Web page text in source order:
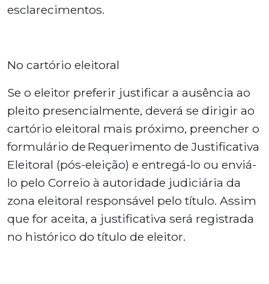
esclarecimentos.
No cartório eleitoral
Se o eleitor preferir justificar a ausência ao
pleito presencialmente, deverá se dirigir ao
cartório eleitoral mais próximo, preencher o
formulário de Requerimento de Justificativa
Eleitoral (pós-eleição) e entregá-lo ou enviá-
lo pelo Correio à autoridade judiciária da
zona eleitoral responsável pelo título. Assim
que for aceita, a justificativa será registrada
no histórico do título de eleitor.